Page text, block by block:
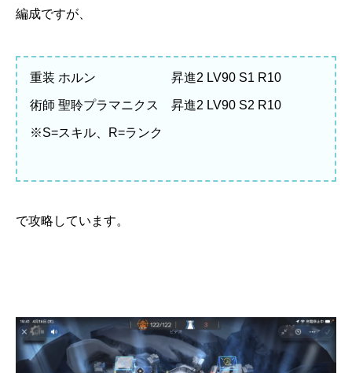
編成ですが、
重装 ホルン 昇進2 LV90 S1 R10
術師 聖聆プラマニクス 昇進2 LV90 S2 R10
※S=スキル、R=ランク
で攻略しています。